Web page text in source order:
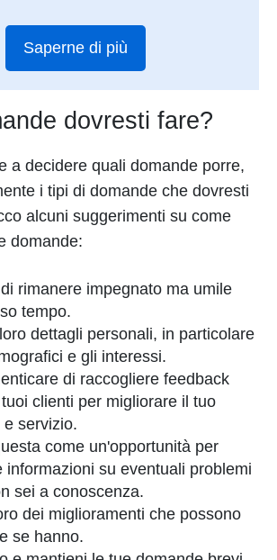
Saperne di più
dovresti fare?
a decidere quali domande porre,
i tipi di domande che dovresti
alcuni suggerimenti su come
domande:
rimanere impegnato ma umile
tempo.
dettagli personali, in particolare
e gli interessi.
di raccogliere feedback
clienti per migliorare il tuo
e servizio.
come un'opportunità per
informazioni su eventuali problemi
sei a conoscenza.
dei miglioramenti che possono
se hanno.